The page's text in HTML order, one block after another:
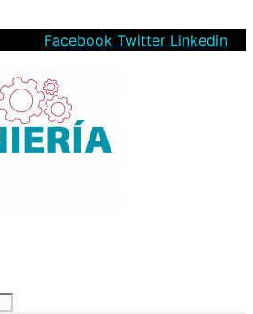
Facebook Twitter Linkedin